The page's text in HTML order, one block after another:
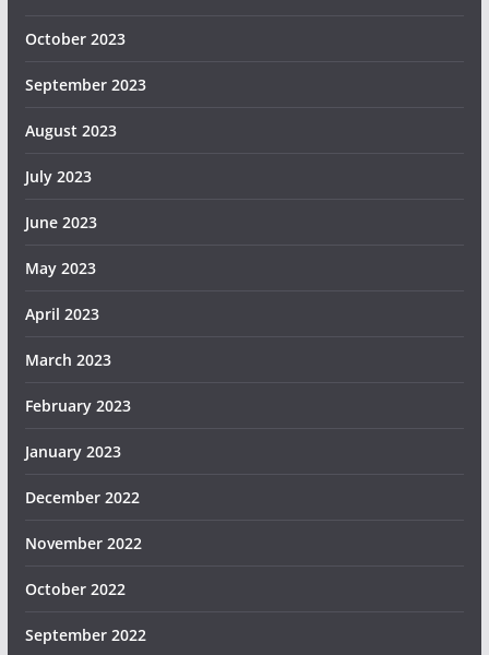
October 2023
September 2023
August 2023
July 2023
June 2023
May 2023
April 2023
March 2023
February 2023
January 2023
December 2022
November 2022
October 2022
September 2022